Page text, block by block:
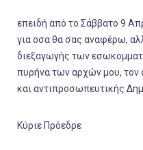
επειδή από το Σάββατο 9
για οσα θα σας αναφέρω,
διεξαγωγής των
πυρήνα των αρχών μου, τον
και αντιπροσωπευτικής
Κύριε Πρόεδρε